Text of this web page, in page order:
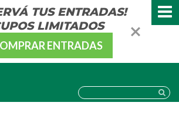
TUS ENTRADAS!
LIMITADOS
ENTRADAS